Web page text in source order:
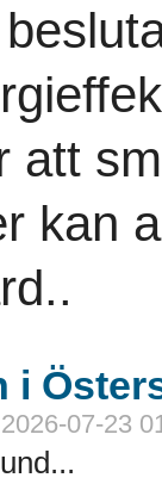
att
kan
07-23